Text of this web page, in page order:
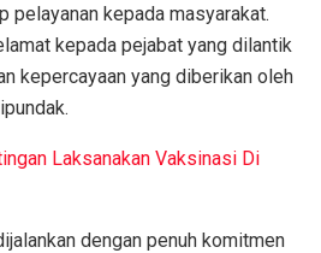
pelayanan kepada masyarakat.
kepada pejabat yang dilantik
kepercayaan yang diberikan oleh
Laksanakan Vaksinasi Di
dengan penuh komitmen